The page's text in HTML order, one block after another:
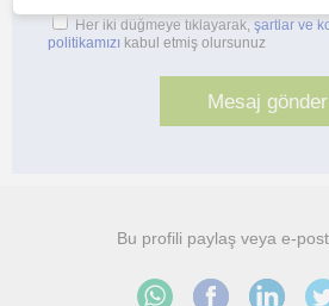
Her iki düğmeye tıklayarak, şartlar ve
politikamızı kabul etmiş olursunuz
Bu profili paylaş veya e-